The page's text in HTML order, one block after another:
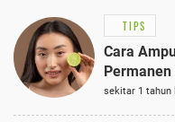
TIPS
Cara
sekitar 1 tahun